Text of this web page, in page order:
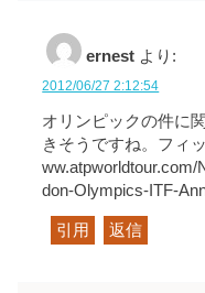
ernest より:
2012/06/27 2:12:54
オリンピックの件に
きそうですね。フィ
ww.atpworldtour.com/
don-Olympics-ITF-
引用 返信